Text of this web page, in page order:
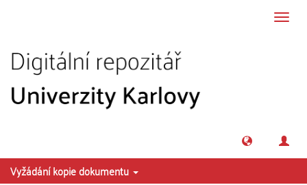
Vyžádání kopie dokumentu